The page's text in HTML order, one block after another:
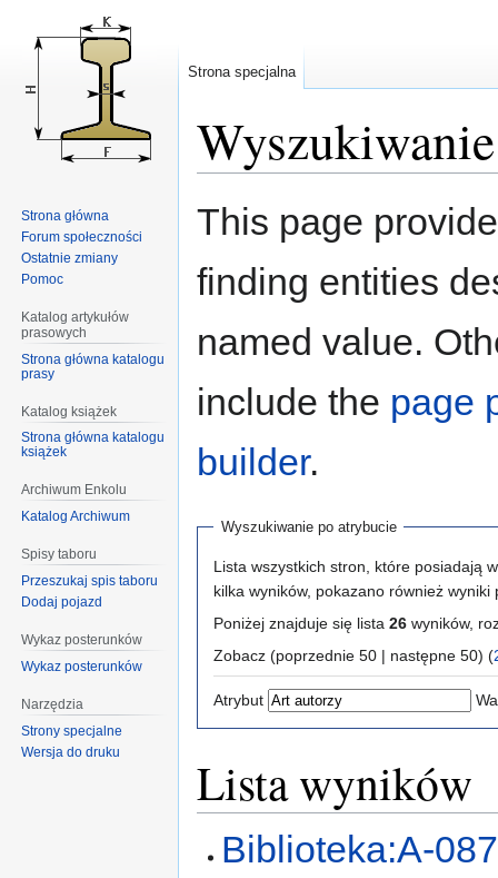
Przejdź
Przejdź
This page
finding entities
named value.
include the page
builder.
Wyszukiwanie po atrybucie
Lista wszystkich stron, które posiadają
kilka wyników, pokazano również wyniki
Poniżej znajduje się lista 26 wyników,
Zobacz (poprzednie 50 | następne 50) (
Atrybut
Lista wyników
Biblioteka:A-
Strona specjalna
Strona główna
Forum społeczności
Ostatnie zmiany
Pomoc
Katalog artykułów
prasowych
Strona główna katalogu
prasy
Katalog książek
Strona główna katalogu
książek
Archiwum Enkolu
Katalog Archiwum
Spisy taboru
Przeszukaj spis taboru
Dodaj pojazd
Wykaz posterunków
Wykaz posterunków
Narzędzia
Strony specjalne
Wersja do druku